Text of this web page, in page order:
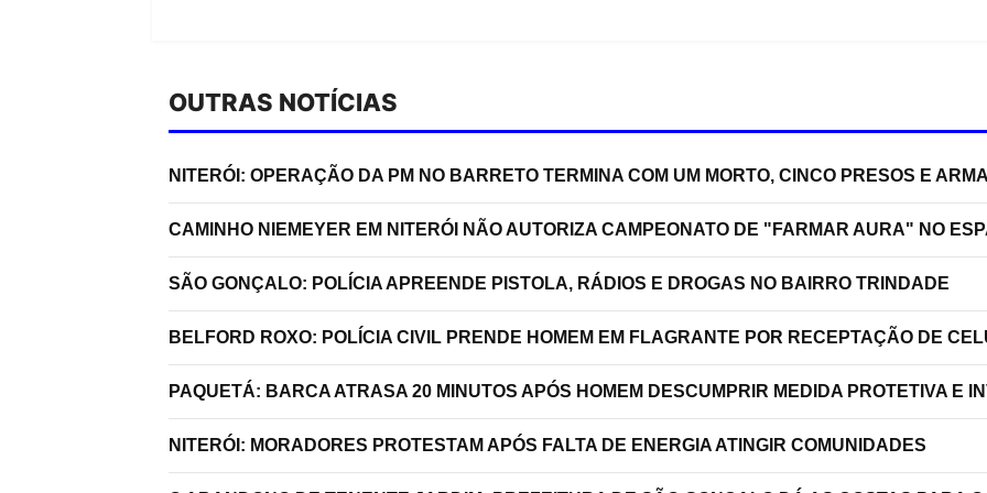
OUTRAS NOTÍCIAS
NITERÓI: OPERAÇÃO DA PM NO BARRETO TERMINA COM UM MORTO, CINCO PRESOS E
CAMINHO NIEMEYER EM NITERÓI NÃO AUTORIZA CAMPEONATO DE "FARMAR AURA" NO
SÃO GONÇALO: POLÍCIA APREENDE PISTOLA, RÁDIOS E DROGAS NO BAIRRO TRINDADE
BELFORD ROXO: POLÍCIA CIVIL PRENDE HOMEM EM FLAGRANTE POR RECEPTAÇÃO DE
PAQUETÁ: BARCA ATRASA 20 MINUTOS APÓS HOMEM DESCUMPRIR MEDIDA PROTETIVA E
NITERÓI: MORADORES PROTESTAM APÓS FALTA DE ENERGIA ATINGIR COMUNIDADES